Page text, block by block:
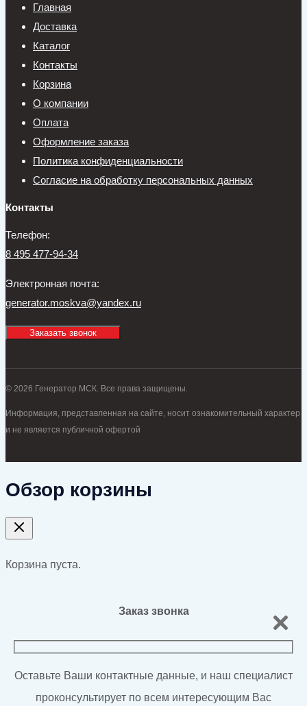
Главная
Доставка
Каталог
Контакты
Корзина
О компании
Оплата
Оформление заказа
Политика конфиденциальности
Согласие на обработку персональных данных
Контакты
Телефон:
8 495 477-94-34
Электронная почта:
generator.moskva@yandex.ru
Заказать звонок
© 2026 Генератор МСК. Все права защищены.
Информация, представленная на сайте, носит ознакомительный характер
и не является публичной офертой
Обзор корзины
Корзина пуста.
Заказ звонка
Оставьте Ваши контактные данные, и наш специалист
проконсультирует по всем интересующим Вас